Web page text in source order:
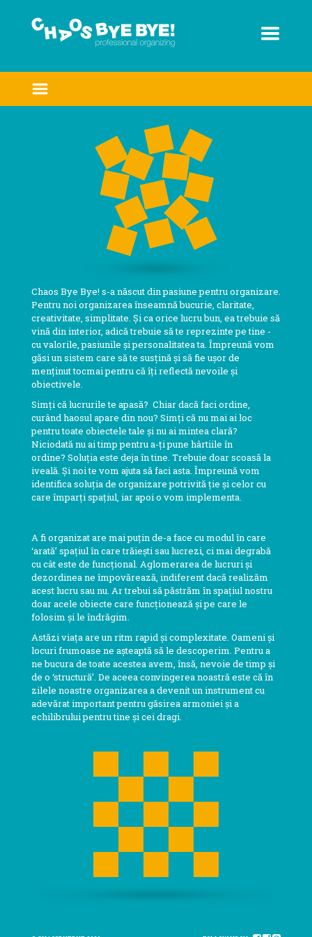
Chaos Bye Bye! s-a născut din pasiune pentru organizare.
Pentru noi organizarea înseamnă bucurie, claritate,
creativitate, simplitate. Și ca orice lucru bun, ea trebuie să
vină din interior, adică trebuie să te reprezinte pe tine -
cu valorile, pasiunile și personalitatea ta. Împreună vom
găsi un sistem care să te susțină și să fie ușor de
menținut tocmai pentru că îți reflectă nevoile și
obiectivele.
Simți că lucrurile te apasă? Chiar dacă faci ordine,
curând haosul apare din nou? Simți că nu mai ai loc
pentru toate obiectele tale și nu ai mintea clară?
Niciodată nu ai timp pentru a-ți pune hârtiile în
ordine? Soluția este deja în tine. Trebuie doar scoasă la
iveală. Și noi te vom ajuta să faci asta. Împreună vom
identifica soluția de organizare potrivită ție și celor cu
care împarți spațiul, iar apoi o vom implementa.
A fi organizat are mai puțin de-a face cu modul în care
‘arată’ spațiul în care trăiești sau lucrezi, ci mai degrabă
cu cât este de funcțional. Aglomerarea de lucruri și
dezordinea ne împovărează, indiferent dacă realizăm
acest lucru sau nu. Ar trebui să păstrăm în spațiul nostru
doar acele obiecte care funcționează și pe care le
folosim și le îndrăgim.
Astăzi viața are un ritm rapid și complexitate. Oameni și
locuri frumoase ne așteaptă să le descoperim. Pentru a
ne bucura de toate acestea avem, însă, nevoie de timp și
de o ‘structură’. De aceea convingerea noastră este că în
zilele noastre organizarea a devenit un instrument cu
adevărat important pentru găsirea armoniei și a
echilibrului pentru tine și cei dragi.